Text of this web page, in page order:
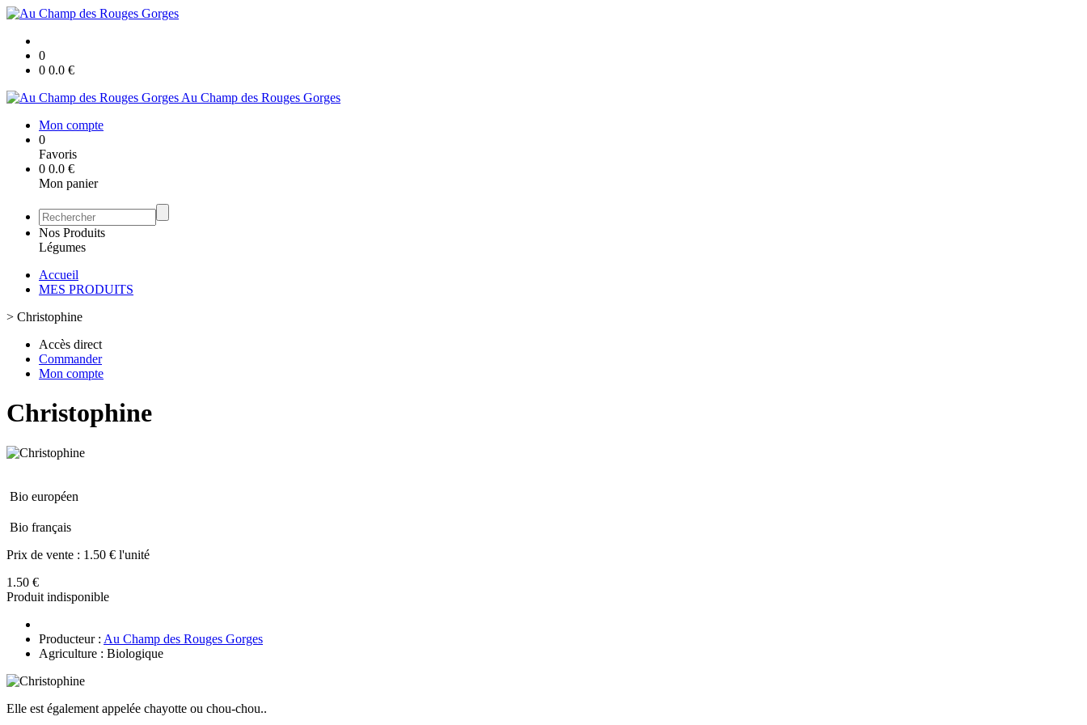
0
0 0.0 €
Au Champ des Rouges Gorges
Mon compte
0
Favoris
0 0.0 €
Mon panier
Nos Produits
Légumes
Accueil
MES PRODUITS
> Christophine
Accès direct
Commander
Mon compte
Christophine
Bio européen
Bio français
Prix de vente : 1.50 € l'unité
1.50 €
Produit indisponible
Producteur : Au Champ des Rouges Gorges
Agriculture : Biologique
Elle est également appelée chayotte ou chou-chou..